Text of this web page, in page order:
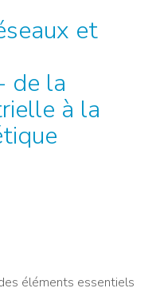
et
de la
à la
éléments essentiels